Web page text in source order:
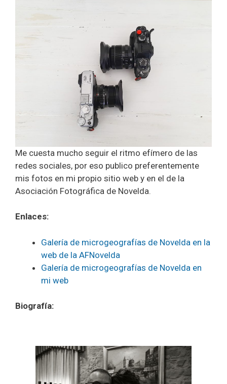
Me cuesta mucho seguir el ritmo efímero de las
redes sociales, por eso publico preferentemente
mis fotos en mi propio sitio web y en el de la
Asociación Fotográfica de Novelda.
Enlaces:
Galería de microgeografías de Novelda en la
web de la AFNovelda
Galería de microgeografías de Novelda en
mi web
Biografía: